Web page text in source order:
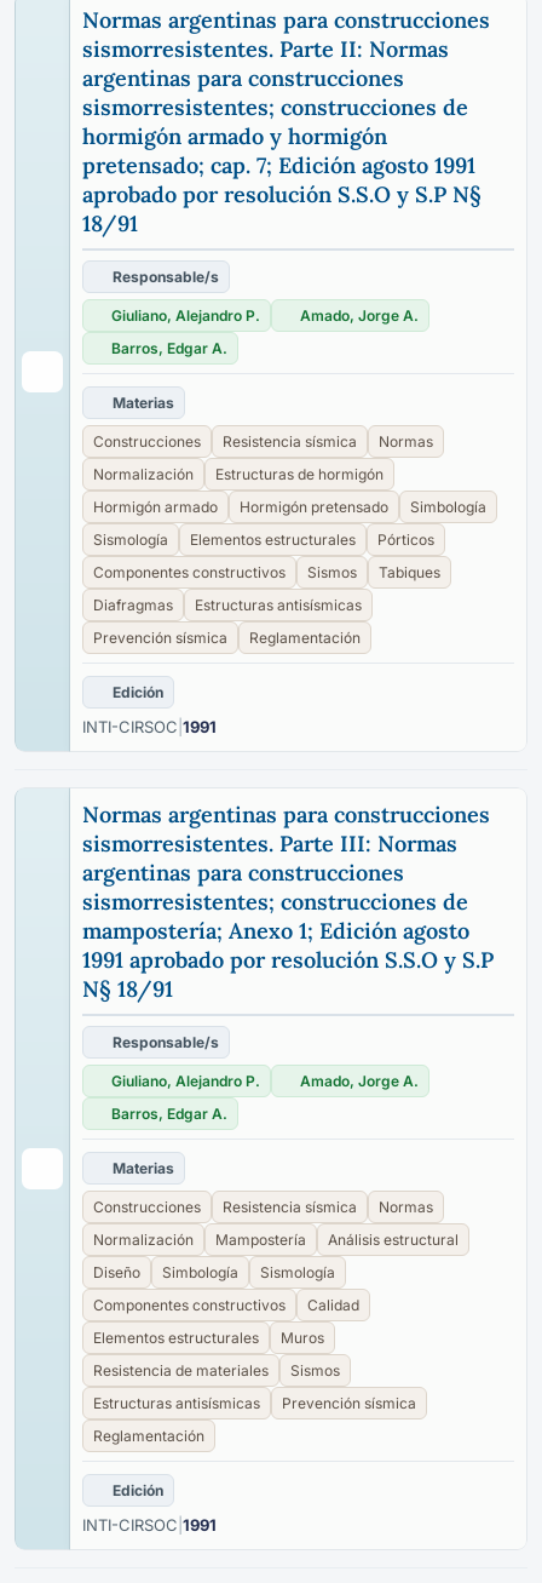
Normas argentinas para construcciones
sismorresistentes. Parte II: Normas
argentinas para construcciones
sismorresistentes; construcciones de
hormigón armado y hormigón
pretensado; cap. 7; Edición agosto 1991
aprobado por resolución S.S.O y S.P N§
18/91
Responsable/s
Giuliano, Alejandro P.
Amado, Jorge A.
Barros, Edgar A.
Materias
Construcciones Resistencia sísmica
Normas
Normalización
Estructuras de hormigón
Hormigón armado
Hormigón pretensado
Simbología
Sismología
Elementos estructurales
Pórticos
Componentes constructivos
Sismos
Tabiques
Diafragmas
Estructuras antisísmicas
Prevención sísmica
Reglamentación
Edición
INTI-CIRSOC 1991
Normas argentinas para construcciones
sismorresistentes. Parte III: Normas
argentinas para construcciones
sismorresistentes; construcciones de
mampostería; Anexo 1; Edición agosto
1991 aprobado por resolución S.S.O y S.P
N§ 18/91
Responsable/s
Giuliano, Alejandro P.
Amado, Jorge A.
Barros, Edgar A.
Materias
Construcciones Resistencia sísmica
Normas
Normalización
Mampostería
Análisis estructural
Diseño
Simbología
Sismología
Componentes constructivos
Calidad
Elementos estructurales
Muros
Resistencia de materiales
Sismos
Estructuras antisísmicas
Prevención sísmica
Reglamentación
Edición
INTI-CIRSOC 1991